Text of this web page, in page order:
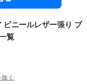
ビニールレザー張り ブ
覧
く